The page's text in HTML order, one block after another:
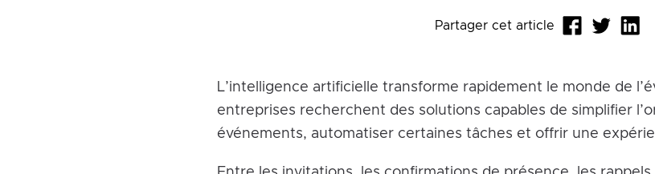
Partager cet article
L’intelligence artificielle transforme rapidement le monde de
entreprises recherchent des solutions capables de simplifier
événements, automatiser certaines tâches et offrir une